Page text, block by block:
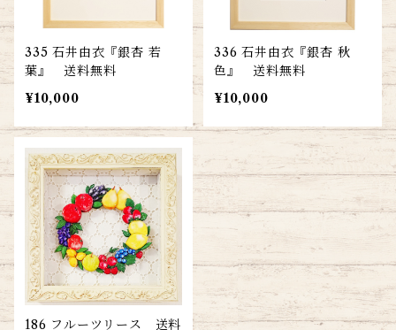
335 石井由衣『銀杏 若
葉』 送料無料
¥10,000
336 石井由衣『銀杏 秋
色』 送料無料
¥10,000
186 フルーツリース 送料